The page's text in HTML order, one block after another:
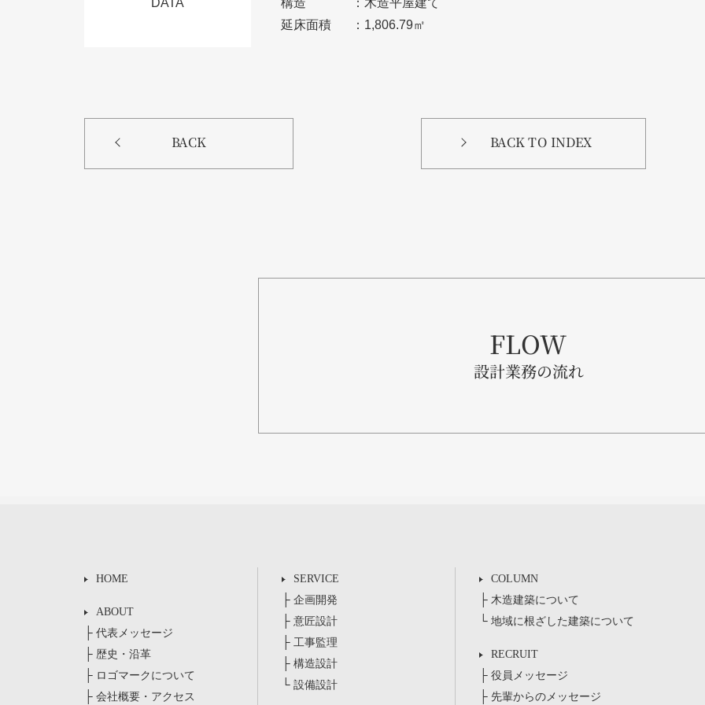
DATA 構造
：木造平屋建て
延床面積
：1,806.79㎡
BACK BACK TO INDEX
FLOW
設計業務の流れ
HOME
ABOUT
├ 代表メッセージ
├ 歴史・沿革
├ ロゴマークについて
├ 会社概要・アクセス
SERVICE
├ 企画開発
├ 意匠設計
├ 工事監理
├ 構造設計
└ 設備設計
COLUMN
├ 木造建築について
└ 地域に根ざした建築について
RECRUIT
├ 役員メッセージ
├ 先輩からのメッセージ